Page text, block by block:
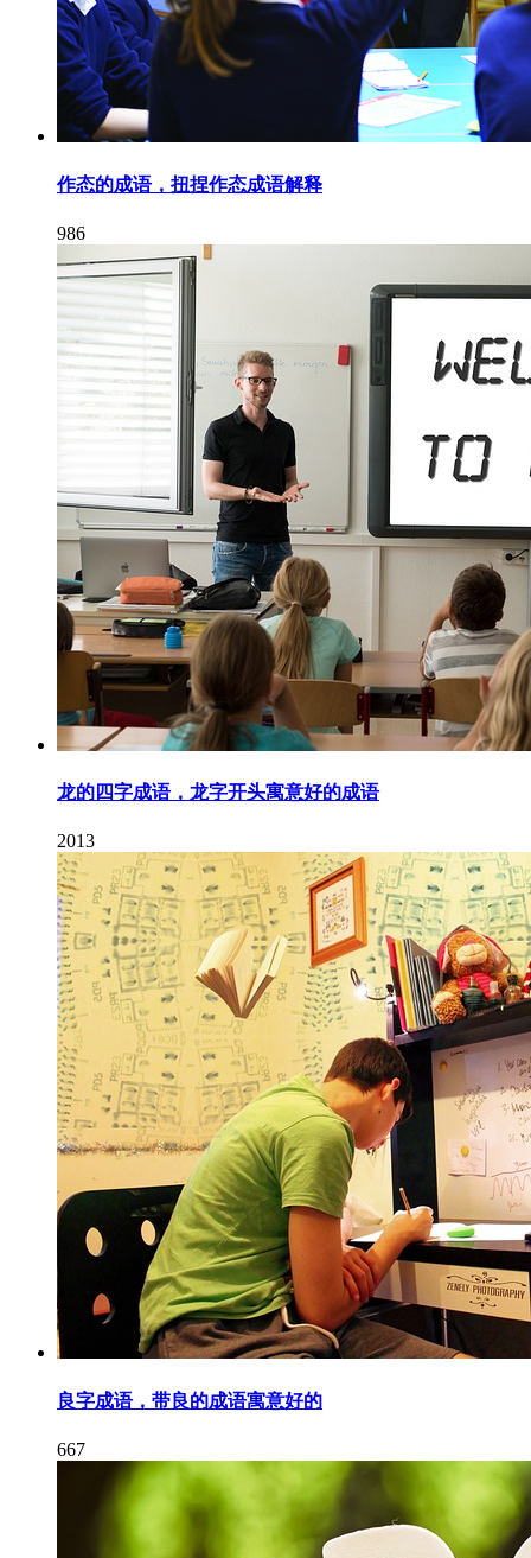
作态的成语，扭捏作态成语解释
986
龙的四字成语，龙字开头寓意好的成语
2013
良字成语，带良的成语寓意好的
667